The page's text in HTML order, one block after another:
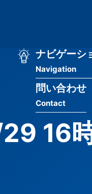
メ
ナ
ビ
ナビゲーシ
Navigation
問い合わせ
Contact
29 16